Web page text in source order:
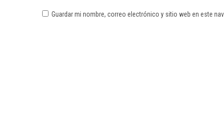
Guardar mi nombre, correo electrónico y sitio web en este